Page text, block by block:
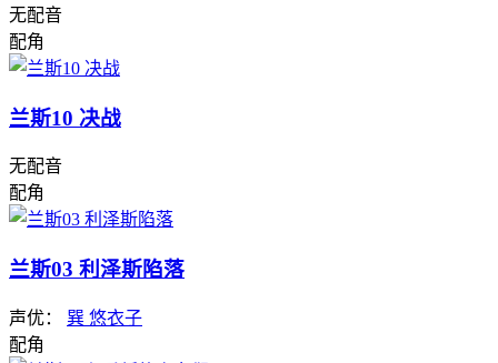
无配音
配角
兰斯10 决战
无配音
配角
兰斯03 利泽斯陷落
声优： 巽 悠衣子
配角